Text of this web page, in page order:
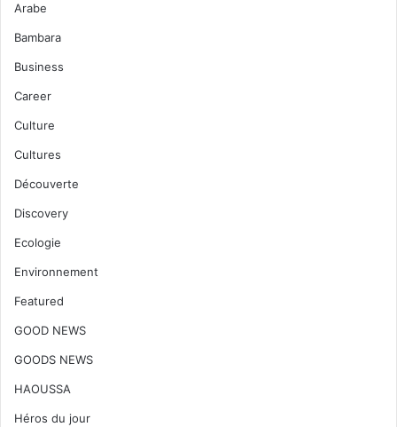
Arabe
Bambara
Business
Career
Culture
Cultures
Découverte
Discovery
Ecologie
Environnement
Featured
GOOD NEWS
GOODS NEWS
HAOUSSA
Héros du jour